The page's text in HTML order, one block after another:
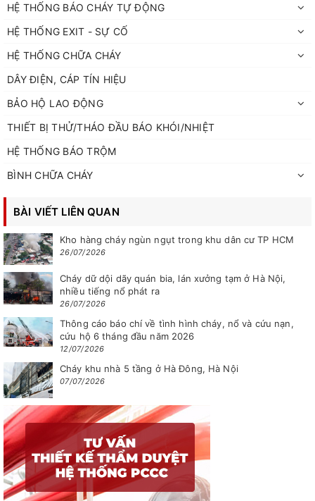
HỆ THỐNG BÁO CHÁY TỰ ĐỘNG
HỆ THỐNG EXIT - SỰ CỐ
HỆ THỐNG CHỮA CHÁY
DÂY ĐIỆN, CÁP TÍN HIỆU
BẢO HỘ LAO ĐỘNG
THIẾT BỊ THỬ/THÁO ĐẦU BÁO KHÓI/NHIỆT
HỆ THỐNG BÁO TRỘM
BÌNH CHỮA CHÁY
BÀI VIẾT LIÊN QUAN
Kho hàng cháy ngùn ngụt trong khu dân cư TP HCM
26/07/2026
Cháy dữ dội dãy quán bia, lán xưởng tạm ở Hà Nội,
nhiều tiếng nổ phát ra
26/07/2026
Thông cáo báo chí về tình hình cháy, nổ và cứu nạn,
cứu hộ 6 tháng đầu năm 2026
12/07/2026
Cháy khu nhà 5 tầng ở Hà Đông, Hà Nội
07/07/2026